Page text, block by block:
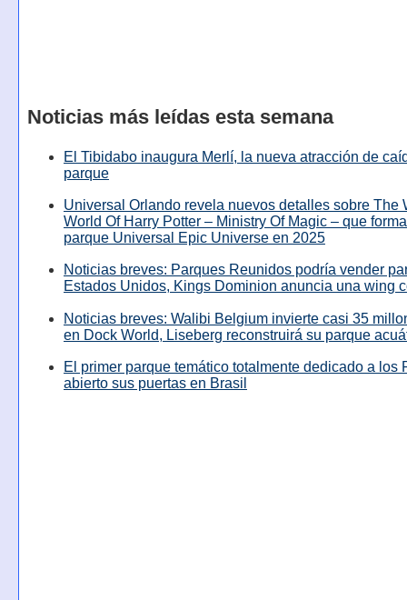
Noticias más leídas esta semana
El Tibidabo inaugura Merlí, la nueva atracción de
parque
Universal Orlando revela nuevos detalles sobre The
World Of Harry Potter – Ministry Of Magic – que
parque Universal Epic Universe en 2025
Noticias breves: Parques Reunidos podría vender
Estados Unidos, Kings Dominion anuncia una wing
Noticias breves: Walibi Belgium invierte casi 35
en Dock World, Liseberg reconstruirá su parque
El primer parque temático totalmente dedicado a los
abierto sus puertas en Brasil